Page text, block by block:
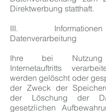
Direktwerbung statthaft.
III.
Datenverarbeitung
Ihre bei Nutzung
Internetauftritts
werden gelöscht oder
der Zweck der
der Löschung der
gesetzlichen